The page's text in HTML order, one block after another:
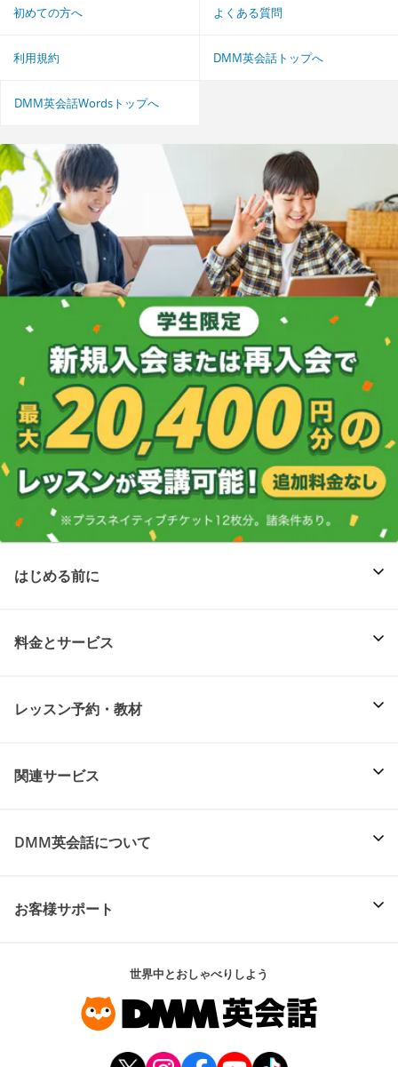
初めての方へ よくある質問
利用規約 DMM英会話トップへ
DMM英会話Wordsトップへ
はじめる前に
料金とサービス
レッスン予約・教材
関連サービス
DMM英会話について
お客様サポート
世界中とおしゃべりしよう